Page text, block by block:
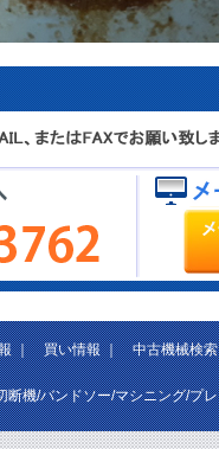
｜買い情報｜中古機械検索
断機/バンドソー/マシニング/プ